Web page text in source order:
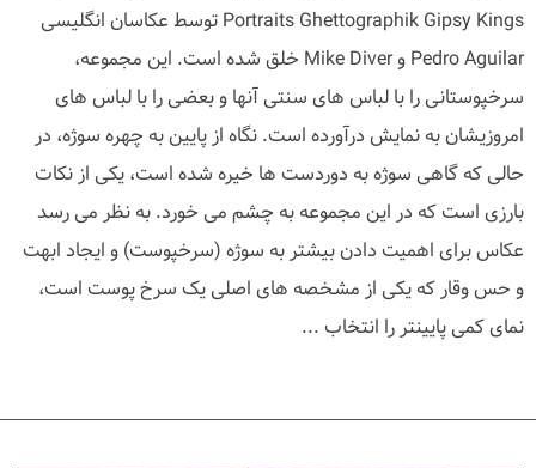
Portraits Ghettographik Gipsy Kings توسط عکاسان انگلیسی
Pedro Aguilar و Mike Diver خلق شده است. این مجموعه،
سرخپوستانی را با لباس های سنتی آنها و بعضی را با لباس های
امروزیشان به نمایش درآورده است. نگاه از پایین به چهره سوژه، در
حالی که گاهی سوژه به دوردست ها خیره شده است، یکی از نکات
بارزی است که در این مجموعه به چشم می خورد. به نظر می رسد
عکاس برای اهمیت دادن بیشتر به سوژه (سرخپوست) و ایجاد ابهت
و حس وقار که یکی از مشخصه های اصلی یک سرخ پوست است،
نمای کمی پایینتر را انتخاب ...